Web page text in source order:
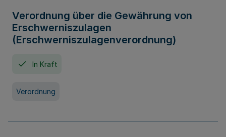
Verordnung über die Gewährung von
Erschwerniszulagen
(Erschwerniszulagenverordnung)
In Kraft
Verordnung